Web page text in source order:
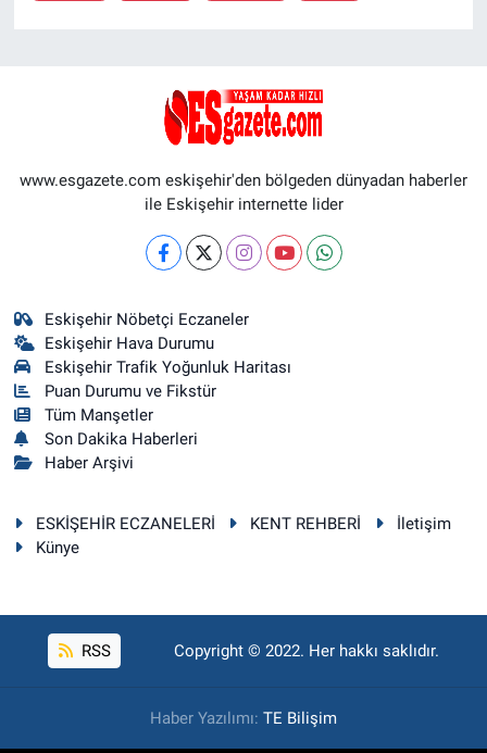
www.esgazete.com eskişehir'den bölgeden dünyadan haberler
ile Eskişehir internette lider
Eskişehir Nöbetçi Eczaneler
Eskişehir Hava Durumu
Eskişehir Trafik Yoğunluk Haritası
Puan Durumu ve Fikstür
Tüm Manşetler
Son Dakika Haberleri
Haber Arşivi
ESKİŞEHİR ECZANELERİ KENT REHBERİ
İletişim
Künye
RSS Copyright © 2022. Her hakkı saklıdır.
Haber Yazılımı: TE Bilişim